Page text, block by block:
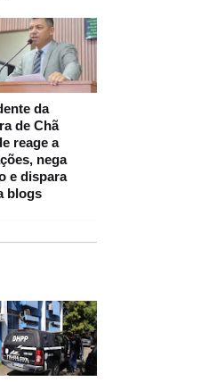
da
de Chã
reage a
nega
e dispara
blogs